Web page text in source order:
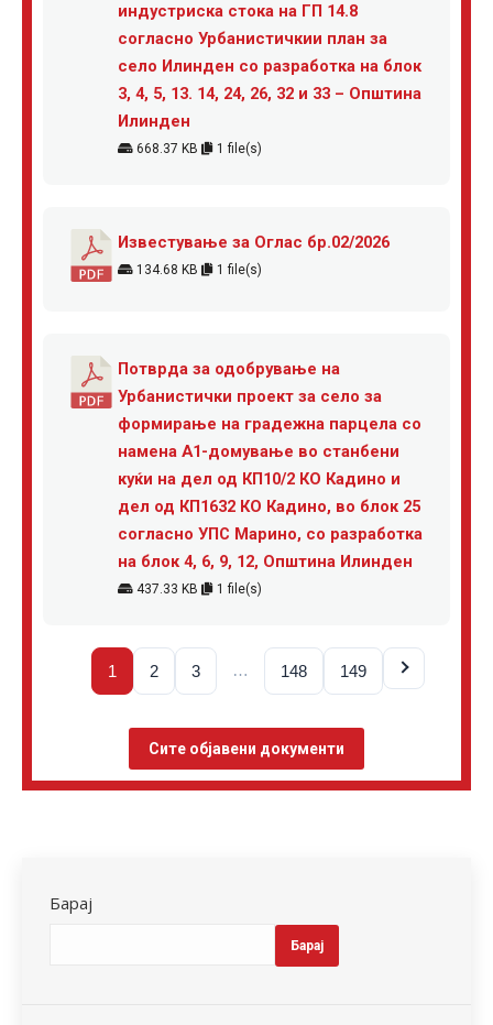
индустриска стока на ГП 14.8
согласно Урбанистичкии план за
село Илинден со разработка на блок
3, 4, 5, 13. 14, 24, 26, 32 и 33 – Општина
Илинден
668.37 KB 1 file(s)
Известување за Оглас бр.02/2026
134.68 KB 1 file(s)
Потврда за одобрување на
Урбанистички проект за село за
формирање на градежна парцела со
намена А1-домување во станбени
куќи на дел од КП10/2 КО Кадино и
дел од КП1632 КО Кадино, во блок 25
согласно УПС Марино, со разработка
на блок 4, 6, 9, 12, Општина Илинден
437.33 KB 1 file(s)
1 2 3 … 148 149
Сите објавени документи
Барај
Барај